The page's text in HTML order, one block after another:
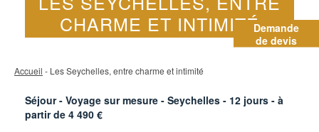
Demande
de devis
CHARME ET INTIMITÉ
Accueil - Les Seychelles, entre charme et intimité
Séjour - Voyage sur mesure - Seychelles - 12 jours - à
partir de 4 490 €